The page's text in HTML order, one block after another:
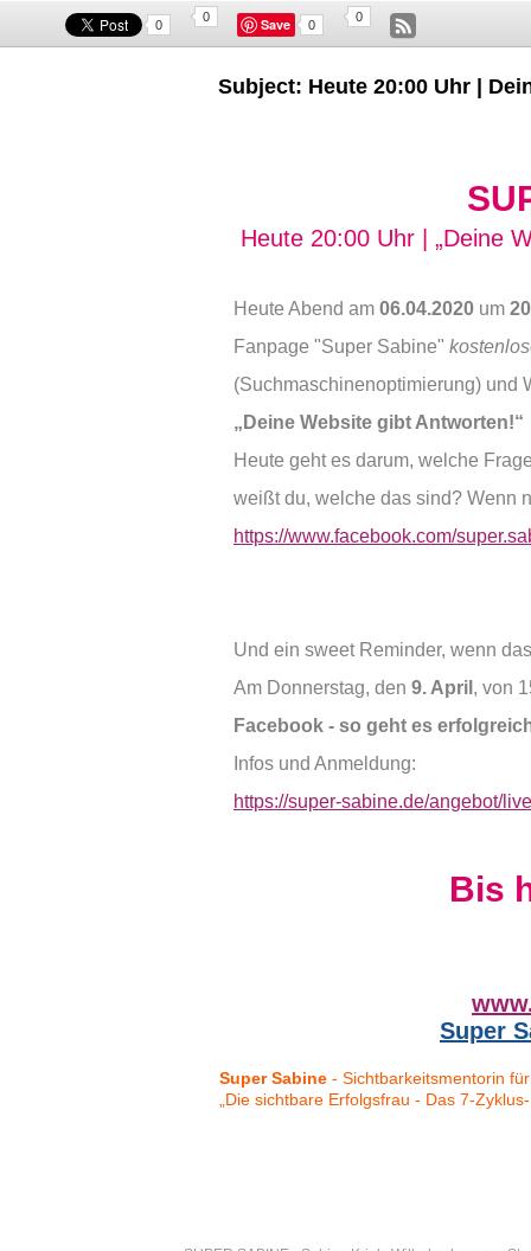
0
0 Save 0
0
Subject: Heute 20:00 Uhr |
Heute 20:00 Uhr | „Deine
Heute Abend am 06.04.2020 um
Fanpage "Super Sabine"
(Suchmaschinenoptimierung) und
„ Deine Website gibt Antworten!“
Heute geht es darum, welche
weißt du, welche das sind? Wenn
https://www.facebook.com/
Und ein sweet Reminder, wenn
Am Donnerstag, den 9. April , von
Facebook - so geht es
Infos und Anmeldung:
https://super-sabine.de/angebot/
Bis
Super
Super Sabine - Sichtbarkeitsmentorin
„Die sichtbare Erfolgsfrau - Das 7-